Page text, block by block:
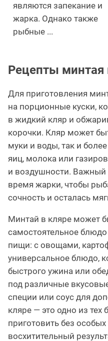
являются запекание и
жарка. Однако также
рыбные ...
Рецепты минтая
Для приготовления
на порционные куски,
в жидкий кляр и
корочки. Кляр может
муки и воды, так и
яиц, молока или
и воздушности.
время жарки, чтобы
сочность и осталась
Минтай в кляре может
самостоятельное
пищи: с овощами,
универсальное блюдо,
быстрого ужина или
под различные
специи или соус для
кляре — это одно из
приготовить без
восхитительный